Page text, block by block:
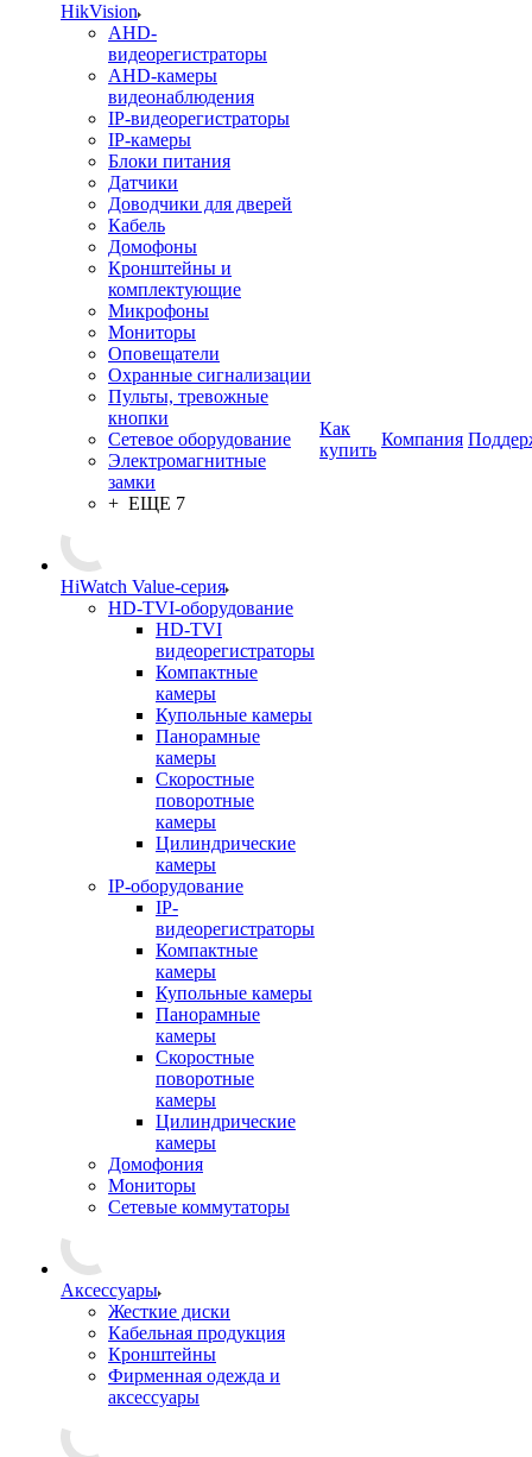
HikVision
AHD-
видеорегистраторы
AHD-камеры
видеонаблюдения
IP-видеорегистраторы
IP-камеры
Блоки питания
Датчики
Доводчики для дверей
Кабель
Домофоны
Кронштейны и
комплектующие
Микрофоны
Мониторы
Оповещатели
Охранные сигнализации
Пульты, тревожные
кнопки
Сетевое оборудование
Электромагнитные
замки
+ ЕЩЕ 7
HiWatch Value-серия
HD-TVI-оборудование
HD-TVI
видеорегистраторы
Компактные
камеры
Купольные камеры
Панорамные
камеры
Скоростные
поворотные
камеры
Цилиндрические
камеры
IP-оборудование
IP-
видеорегистраторы
Компактные
камеры
Купольные камеры
Панорамные
камеры
Скоростные
поворотные
камеры
Цилиндрические
камеры
Домофония
Мониторы
Сетевые коммутаторы
Аксессуары
Жесткие диски
Кабельная продукция
Кронштейны
Фирменная одежда и
аксессуары
Как
купить
Компания